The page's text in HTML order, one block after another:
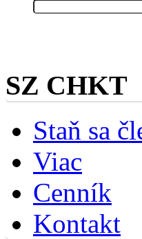
SZ CHKT
Staň sa
Viac
Cenník
Kontakt